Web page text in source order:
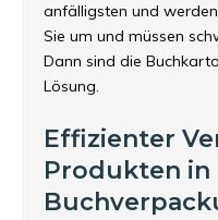
anfälligsten und
Sie um und müssen
Dann sind die
Lösung.
Effizienter
Produkten in